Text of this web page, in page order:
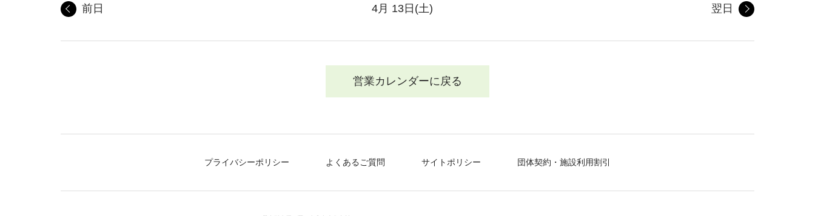
4月 13日 (土)
前日 翌日
営業カレンダーに戻る
プライバシーポリシー よくあるご質問 サイトポリシー 団体契約・施設利用割引